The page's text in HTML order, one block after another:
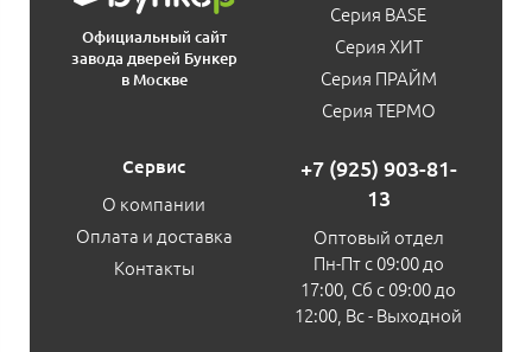
Официальный сайт
завода дверей Бункер
в Москве
Серия BASE
Серия ХИТ
Серия ПРАЙМ
Серия ТЕРМО
Сервис
О компании
Оплата и доставка
Контакты
+7 (925) 903-81-
13
Оптовый отдел
Пн-Пт с 09:00 до
17:00, Сб с 09:00 до
12:00, Вс - Выходной